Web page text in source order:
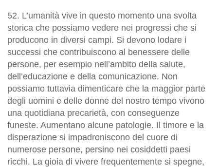
52. L’umanità vive in questo momento una svolta
storica che possiamo vedere nei progressi che si
producono in diversi campi. Si devono lodare i
successi che contribuiscono al benessere delle
persone, per esempio nell’ambito della salute,
dell’educazione e della comunicazione. Non
possiamo tuttavia dimenticare che la maggior parte
degli uomini e delle donne del nostro tempo vivono
una quotidiana precarietà, con conseguenze
funeste. Aumentano alcune patologie. Il timore e la
disperazione si impadroniscono del cuore di
numerose persone, persino nei cosiddetti paesi
ricchi. La gioia di vivere frequentemente si spegne,